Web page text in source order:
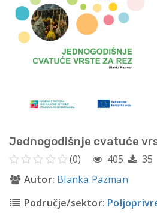
Jednogodišnje cvatuće
(0) 405
35
Autor: Blanka Pazman
Područje/sektor: